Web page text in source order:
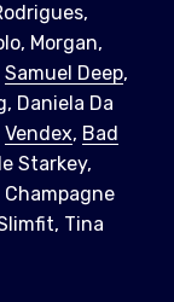
Morgan,
Samuel Deep,
Daniela Da
Vendex, Bad
Starkey,
Champagne
Tina